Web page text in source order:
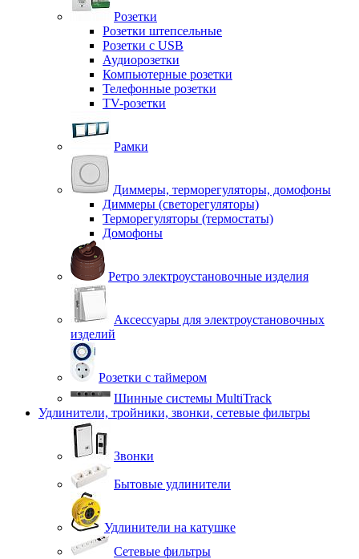
Розетки
Розетки штепсельные
Розетки с USB
Аудиорозетки
Компьютерные розетки
Телефонные розетки
TV-розетки
Рамки
Диммеры, терморегуляторы, домофоны
Диммеры (светорегуляторы)
Терморегуляторы (термостаты)
Домофоны
Ретро электроустановочные изделия
Аксессуары для электроустановочных
изделий
Розетки с таймером
Шинные системы MultiTrack
Удлинители, тройники, звонки, сетевые фильтры
Звонки
Бытовые удлинители
Удлинители на катушке
Сетевые фильтры